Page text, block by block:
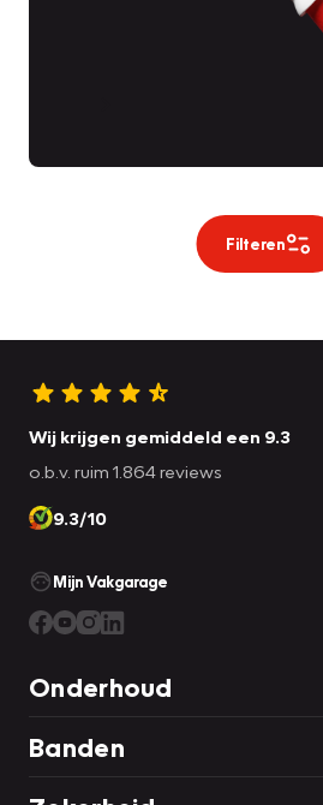
Filteren
Wij krijgen gemiddeld een 9.3
o.b.v. ruim 1.864 reviews
9.3/10
Mijn Vakgarage
Onderhoud
Banden